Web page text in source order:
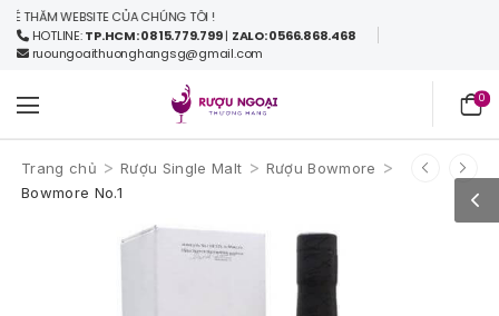
WEBSITE CỦA CHÚNG TÔI !
HOTLINE:TP.HCM: 0815.779.799| ZALO: 0566.868.468
ruoungoaithuonghangsg@gmail.com
0
Trang chủ > Rượu Single Malt > Rượu Bowmore >
Bowmore No.1